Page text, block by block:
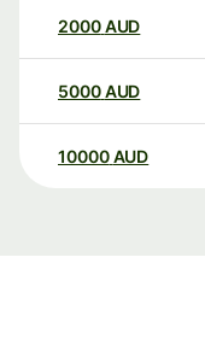
2000AUD
5000AUD
10000 AUD